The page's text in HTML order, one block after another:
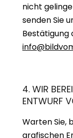
nicht
senden Sie
Bestätigung
4. WIR
ENTWURF
Warten Sie,
grafischen